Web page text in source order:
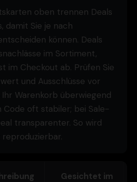
oben trennen Deals
damit Sie je nach
können. Deals
im Sortiment,
im Checkout ab. Prüfen Sie
und Ausschlüsse vor
Ihr Warenkorb überwiegend
Code oft stabiler; bei Sale-
transparenter. So wird
Gesichtet im